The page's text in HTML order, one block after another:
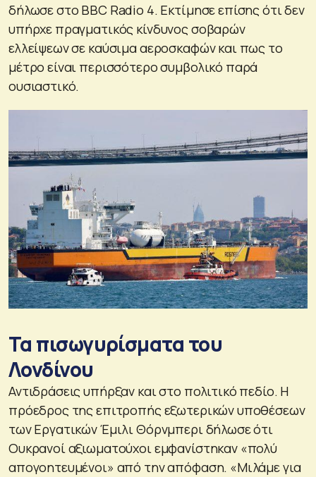
δήλωσε στο BBC Radio 4. Εκτίμησε επίσης ότι δεν
υπήρχε πραγματικός κίνδυνος σοβαρών
ελλείψεων σε καύσιμα αεροσκαφών και πως το
μέτρο είναι περισσότερο συμβολικό παρά
ουσιαστικό.
Τα πισωγυρίσματα του
Λονδίνου
Αντιδράσεις υπήρξαν και στο πολιτικό πεδίο. Η
πρόεδρος της επιτροπής εξωτερικών υποθέσεων
των Εργατικών Έμιλι Θόρνμπερι δήλωσε ότι
Ουκρανοί αξιωματούχοι εμφανίστηκαν «πολύ
απογοητευμένοι» από την απόφαση. «Μιλάμε για